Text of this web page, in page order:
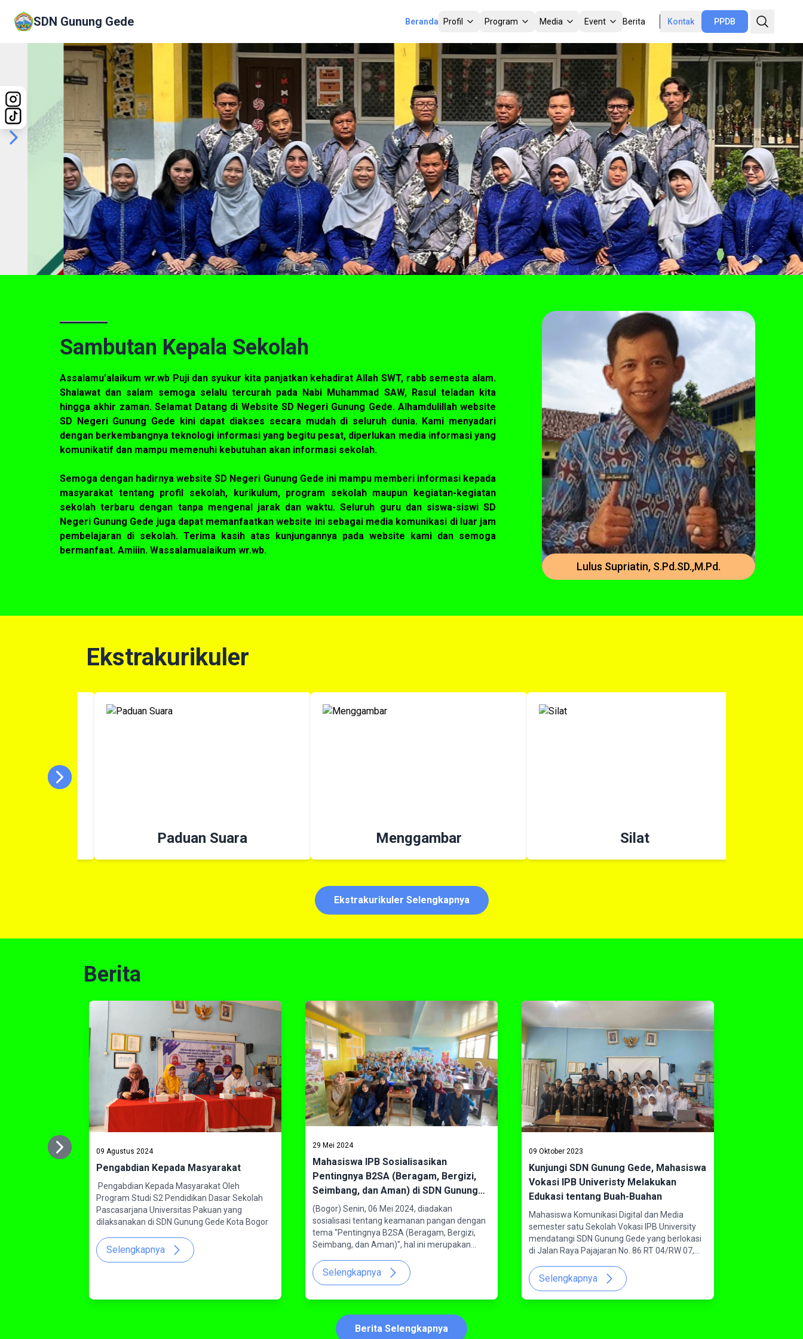
SDN Gunung Gede Kontak PPDB
Beranda Profil Program Media Event Berita
Previous
Next
Sambutan Kepala Sekolah
Assalamu'alaikum wr.wb Puji dan syukur kita panjatkan kehadirat Allah SWT, rabb semesta alam.
Shalawat dan salam semoga selalu tercurah pada Nabi Muhammad SAW, Rasul teladan kita
hingga akhir zaman. Selamat Datang di Website SD Negeri Gunung Gede. Alhamdulillah website
SD Negeri Gunung Gede kini dapat diakses secara mudah di seluruh dunia. Kami menyadari
dengan berkembangnya teknologi informasi yang begitu pesat, diperlukan media informasi yang
komunikatif dan mampu memenuhi kebutuhan akan informasi sekolah.
Semoga dengan hadirnya website SD Negeri Gunung Gede ini mampu memberi informasi kepada
masyarakat tentang profil sekolah, kurikulum, program sekolah maupun kegiatan-kegiatan
sekolah terbaru dengan tanpa mengenal jarak dan waktu. Seluruh guru dan siswa-siswi SD
Negeri Gunung Gede juga dapat memanfaatkan website ini sebagai media komunikasi di luar jam
pembelajaran di sekolah. Terima kasih atas kunjungannya pada website kami dan semoga
bermanfaat. Amiiin. Wassalamualaikum wr.wb.
Lulus Supriatin, S.Pd.SD.,M.Pd.
Ekstrakurikuler
Paduan Suara Menggambar Silat
Ekstrakurikuler Selengkapnya
Next
Berita
09 Agustus 2024
Pengabdian Kepada Masyarakat
Pengabdian Kepada Masyarakat Oleh
Program Studi S2 Pendidikan Dasar Sekolah
Pascasarjana Universitas Pakuan yang
dilaksanakan di SDN Gunung Gede Kota Bogor
Selengkapnya
29 Mei 2024
Mahasiswa IPB Sosialisasikan
Pentingnya B2SA (Beragam, Bergizi,
Seimbang, dan Aman) di SDN Gunung
Gede, Kota Bogor
(Bogor) Senin, 06 Mei 2024, diadakan
sosialisasi tentang keamanan pangan dengan
tema "Pentingnya B2SA (Beragam, Bergizi,
Seimbang, dan Aman)", hal ini merupakan
Jaminan Mutu Pangan (SJMP) Sekolah Vokasi
IPB dapat membantu pengembangan siswa di
memberikan wawasan dan mengembangkan
perbaikan pada beberapa aspek jenis
Selengkapnya
09 Oktober 2023
Kunjungi SDN Gunung Gede, Mahasiswa
Vokasi IPB Univeristy Melakukan
Edukasi tentang Buah-Buahan
Mahasiswa Komunikasi Digital dan Media
semester satu Sekolah Vokasi IPB University
mendatangi SDN Gunung Gede yang berlokasi
di Jalan Raya Pajajaran No. 86 RT 04/RW 07,
rangka sosialisasi buah-buahan pada Kamis
(5/10/2023).Sosialisasi atau sharing session ini
dilakukan dalam rangka pemenuhan nilai ujian
Selengkapnya
Berita Selengkapnya
Next